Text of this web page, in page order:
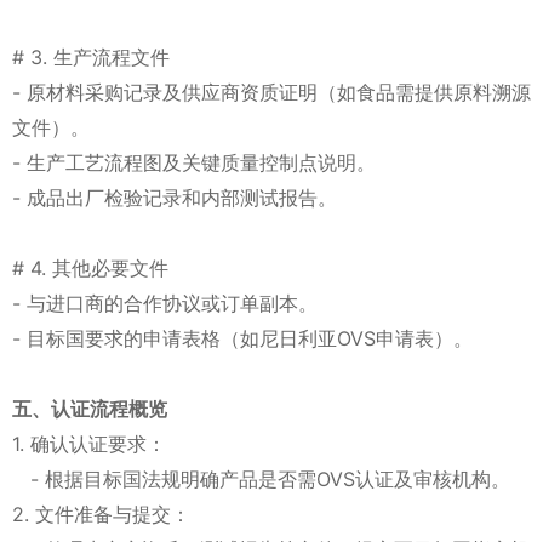
# 3. 生产流程文件
- 原材料采购记录及供应商资质证明（如食品需提供原料溯源
文件）。
- 生产工艺流程图及关键质量控制点说明。
- 成品出厂检验记录和内部测试报告。
# 4. 其他必要文件
- 与进口商的合作协议或订单副本。
- 目标国要求的申请表格（如尼日利亚OVS申请表）。
五、认证流程概览
1. 确认认证要求：
- 根据目标国法规明确产品是否需OVS认证及审核机构。
2. 文件准备与提交：